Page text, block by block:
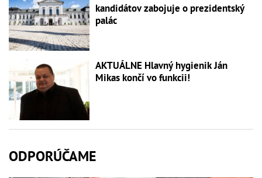
kandidátov zabojuje o prezidentský
palác
AKTUÁLNE Hlavný hygienik Ján
Mikas končí vo funkcii!
ODPORÚČAME